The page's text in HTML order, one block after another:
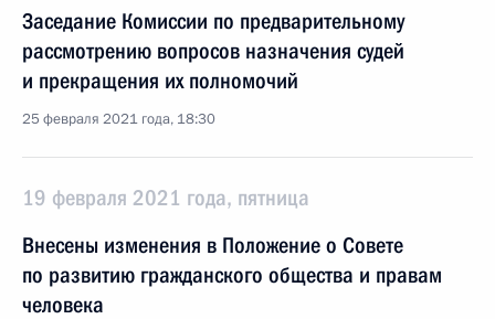
Заседание Комиссии по предварительному
рассмотрению вопросов назначения судей
и прекращения их полномочий
25 февраля 2021 года, 18:30
19 февраля 2021 года, пятница
Внесены изменения в Положение о Совете
по развитию гражданского общества и правам
человека